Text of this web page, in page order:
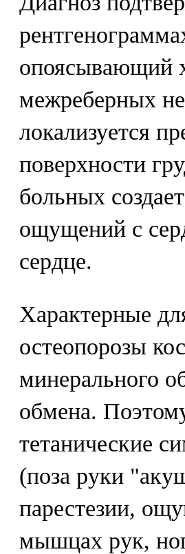
опоясывающий
межреберных
локализуется
поверхности
больных
ощущений с
сердце.
Характерные
остеопорозы
минерального
обмена.
тетанические
(поза руки
парестезии,
мышцах рук,